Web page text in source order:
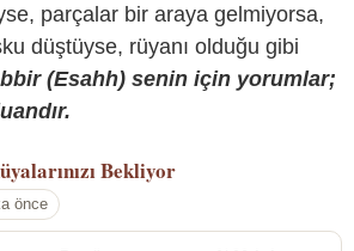
parçalar bir araya gelmiyorsa,
düştüyse, rüyanı olduğu gibi
(Esahh) senin için yorumlar;
Bekliyor
önce